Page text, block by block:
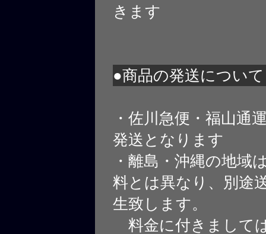
きます
●商品の発送について
・佐川急便・福山通
発送となります
・離島・沖縄の地域
料とは異なり、別途
生致します。
料金に付きまして